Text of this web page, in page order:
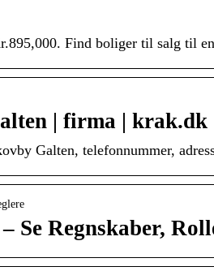
Find boliger til salg til
| firma | krak.dk
Galten, telefonnummer,
Se Regnskaber,